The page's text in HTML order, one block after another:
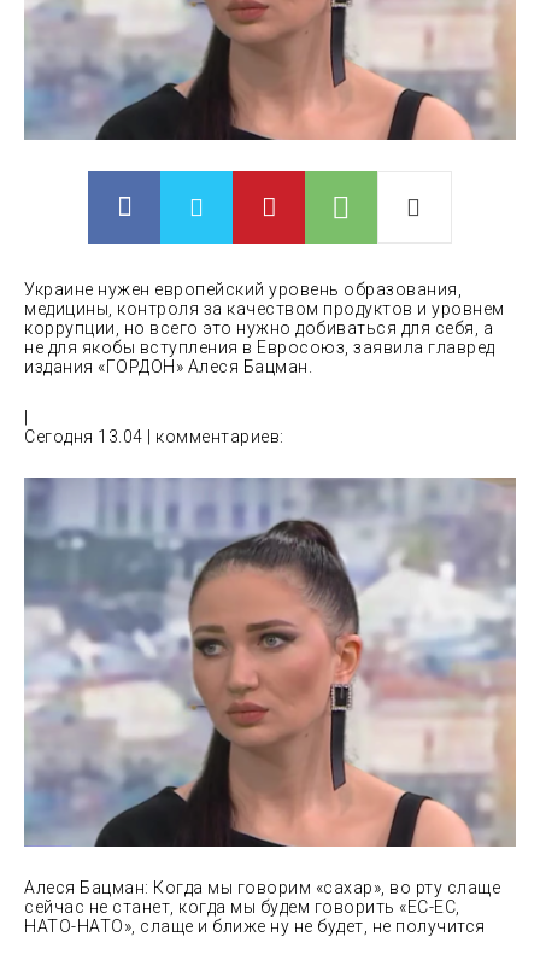
Украине нужен европейский уровень образования,
медицины, контроля за качеством продуктов и уровнем
коррупции, но всего это нужно добиваться для себя, а
не для якобы вступления в Евросоюз, заявила главред
издания «ГОРДОН» Алеся Бацман.
Сегодня 13.04 | комментариев:
Алеся Бацман: Когда мы говорим «сахар», во рту слаще
сейчас не станет, когда мы будем говорить «ЕС-ЕС,
НАТО-НАТО», слаще и ближе ну не будет, не получится